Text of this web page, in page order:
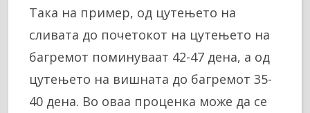
Така на пример, од цутењето на
сливата до почетокот на цутењето на
багремот поминуваат 42-47 дена, а од
цутењето на вишната до багремот 35-
40 дена. Во оваа проценка може да се